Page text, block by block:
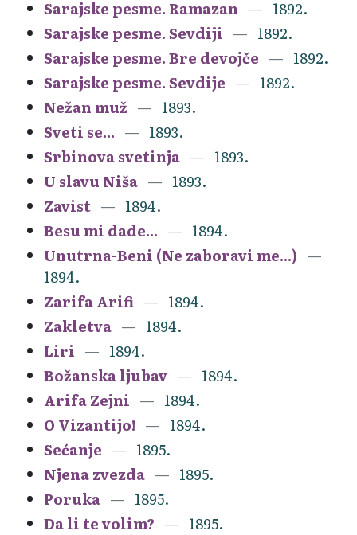
Sarajske pesme. Ramazan
1892.
Sarajske pesme. Sevdiji
1892.
Sarajske pesme. Bre devojče
1892.
Sarajske pesme. Sevdije
1892.
Nežan muž
1893.
Sveti se...
1893.
Srbinova svetinja
1893.
U slavu Niša
1893.
Zavist
1894.
Besu mi dade...
1894.
Unutrna-Beni (Ne zaboravi me...)
1894.
Zarifa Arifi
1894.
Zakletva
1894.
Liri
1894.
Božanska ljubav
1894.
Arifa Zejni
1894.
O Vizantijo!
1894.
Sećanje
1895.
Njena zvezda
1895.
Poruka
1895.
Da li te volim?
1895.